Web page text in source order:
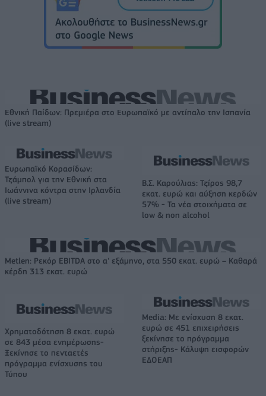
Εθνική Παίδων: Πρεμιέρα στο Ευρωπαϊκό με αντίπαλο την Ισπανία
(live stream)
Ευρωπαϊκό Κορασίδων:
Τζάμπολ για την Εθνική στα
Ιωάννινα κόντρα στην Ιρλανδία
(live stream)
Β.Σ. Καρούλιας: Τζίρος 98,7
εκατ. ευρώ και αύξηση κερδών
57% - Τα νέα στοιχήματα σε
low & non alcohol
Metlen: Ρεκόρ EBITDA στο α' εξάμηνο, στα 550 εκατ. ευρώ – Καθαρά
κέρδη 313 εκατ. ευρώ
Χρηματοδότηση 8 εκατ. ευρώ
σε 843 μέσα ενημέρωσης-
Ξεκίνησε το πενταετές
πρόγραμμα ενίσχυσης του
Τύπου
Media: Με ενίσχυση 8 εκατ.
ευρώ σε 451 επιχειρήσεις
ξεκίνησε το πρόγραμμα
στήριξης- Κάλυψη εισφορών
ΕΔΟΕΑΠ